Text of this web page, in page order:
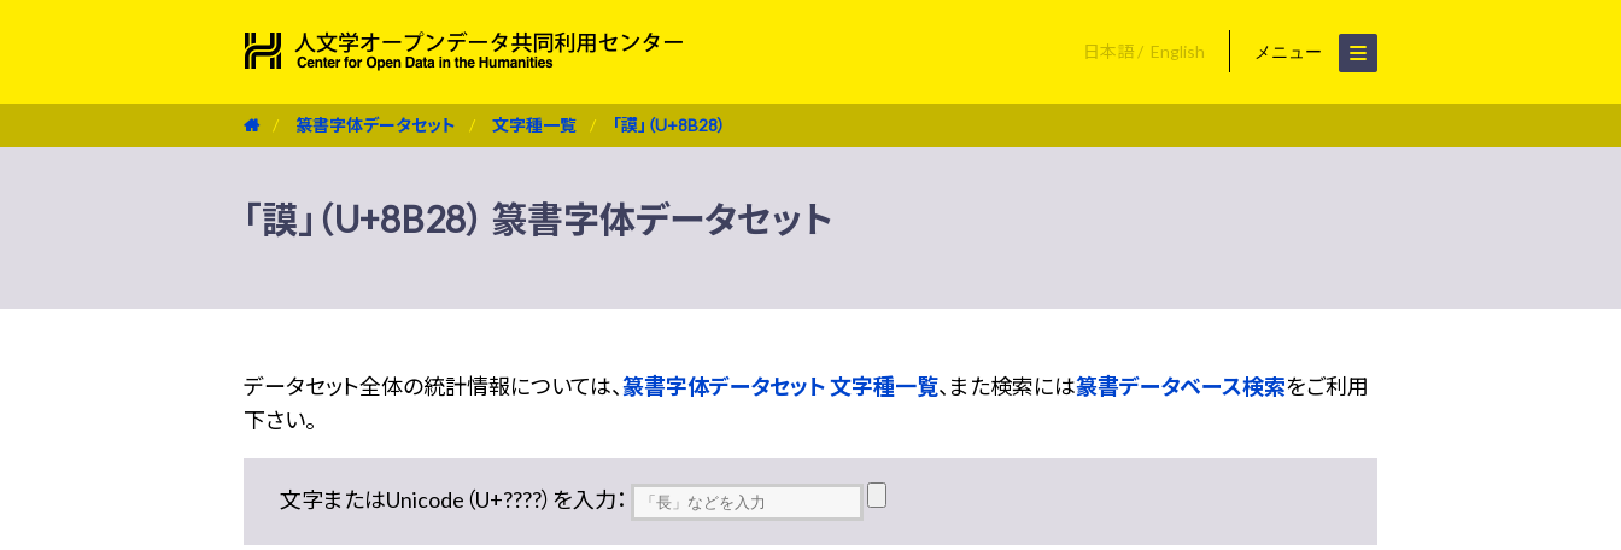
日本語 English メニュー
篆書字体データセット 文字種一覧 「謨」（U+8B28）
「謨」（U+8B28） 篆書字体データセット
データセット全体の統計情報については、篆書字体データセット 文字種一覧、また検索には篆書データベース検索をご利用
下さい。
文字またはUnicode（U+????）を入力：